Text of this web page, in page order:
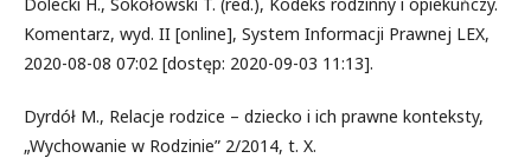
Komentarz, wyd. II [online], System Informacji Prawnej LEX,
2020-08-08 07:02 [dostęp: 2020-09-03 11:13].
Dyrdół M., Relacje rodzice – dziecko i ich prawne konteksty,
„Wychowanie w Rodzinie” 2/2014, t. X.